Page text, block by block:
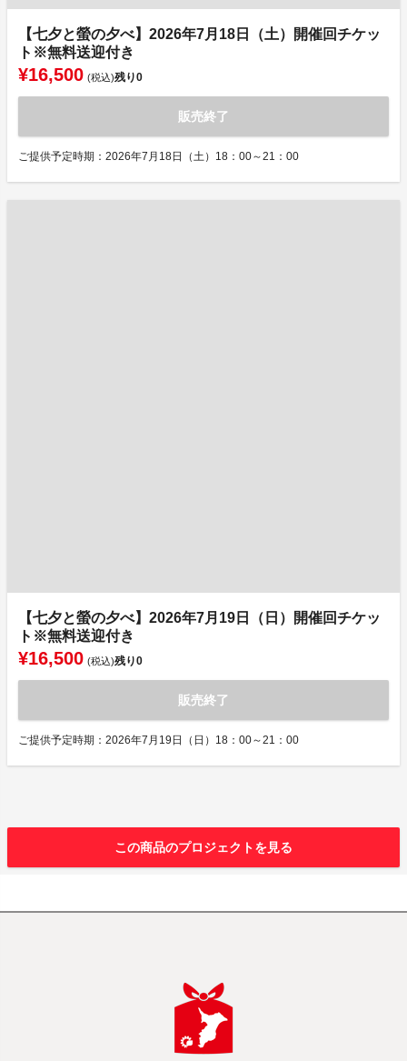
【七夕と螢の夕べ】2026年7月18日（土）開催回チケッ
ト※無料送迎付き
¥16,500 (税込)残り0
販売終了
ご提供予定時期：2026年7月18日（土）18：00～21：00
【七夕と螢の夕べ】2026年7月19日（日）開催回チケッ
ト※無料送迎付き
¥16,500 (税込)残り0
販売終了
ご提供予定時期：2026年7月19日（日）18：00～21：00
この商品のプロジェクトを見る